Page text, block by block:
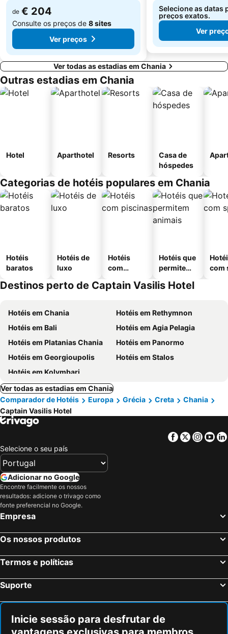
de € 204
Consulte os preços de 8 sites
Ver preços
Selecione as datas
preços exatos.
Ver
Ver todas as estadias em Chania
Outras estadias em Chania
Hotel Aparthotel Resorts
Casa de
hóspedes
Categorias de hotéis populares em Chania
Hotéis
baratos
Hotéis de
luxo
Hotéis
com
Hotéis que
permitem
com
Destinos perto de Captain Vasilis Hotel
Hotéis em Chania
Hotéis em Rethymnon
Hotéis em Bali
Hotéis em Agia Pelagia
Hotéis em Platanias Chania
Hotéis em Panormo
Hotéis em Georgioupolis
Hotéis em Stalos
Hotéis em Kolymbari
Ver todas as estadias em Chania
Comparador de Hotéis
Europa Grécia Creta
Chania
Captain Vasilis Hotel
Facebook
Twitter
Selecione o seu país
Adicionar no Google
Encontre facilmente os nossos
resultados: adicione o trivago como
fonte preferencial no Google.
Empresa
Os nossos produtos
Termos e políticas
Suporte
Inicie sessão para desfrutar de